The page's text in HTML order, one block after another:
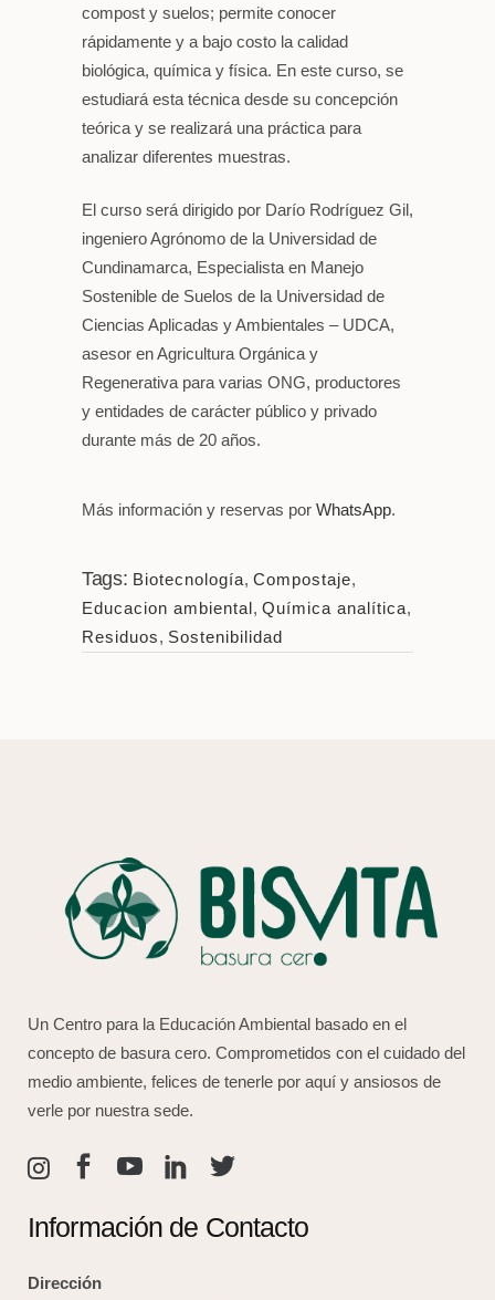
compost y suelos; permite conocer
rápidamente y a bajo costo la calidad
biológica, química y física. En este curso, se
estudiará esta técnica desde su concepción
teórica y se realizará una práctica para
analizar diferentes muestras.
El curso será dirigido por Darío Rodríguez Gil,
ingeniero Agrónomo de la Universidad de
Cundinamarca, Especialista en Manejo
Sostenible de Suelos de la Universidad de
Ciencias Aplicadas y Ambientales – UDCA,
asesor en Agricultura Orgánica y
Regenerativa para varias ONG, productores
y entidades de carácter público y privado
durante más de 20 años.
Más información y reservas por WhatsApp.
Tags: Biotecnología, Compostaje,
Educacion ambiental, Química analítica,
Residuos, Sostenibilidad
Un Centro para la Educación Ambiental basado en el
concepto de basura cero. Comprometidos con el cuidado del
medio ambiente, felices de tenerle por aquí y ansiosos de
verle por nuestra sede.
Información de Contacto
Dirección